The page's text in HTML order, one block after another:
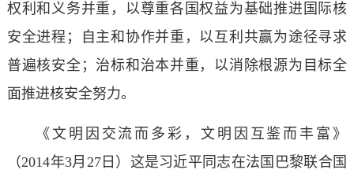
权利和义务并重，以尊重各国权益为基础推进国际核
安全进程；自主和协作并重，以互利共赢为途径寻求
普遍核安全；治标和治本并重，以消除根源为目标全
面推进核安全努力。
《文明因交流而多彩，文明因互鉴而丰富》
（2014年3月27日）这是习近平同志在法国巴黎联合国